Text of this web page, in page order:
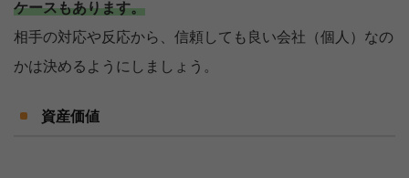
ケースもあります。
相手の対応や反応から、信頼しても良い会社（個人）なの
かは決めるようにしましょう。
資産価値